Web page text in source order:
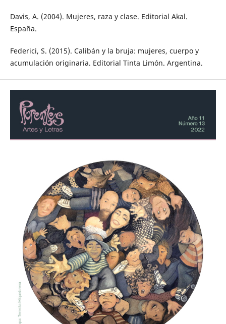
Davis, A. (2004). Mujeres, raza y clase. Editorial Akal.
España.
Federici, S. (2015). Calibán y la bruja: mujeres, cuerpo y
acumulación originaria. Editorial Tinta Limón. Argentina.